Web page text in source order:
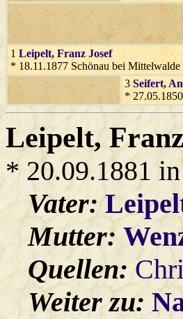
1 Leipelt, Franz Josef
* 18.11.1877 Schönau bei Mittelwalde
3 Seifert,
*
Leipelt,
* 20.09.1881
Vater:
Mutter:
Quellen:
Weiter zu: